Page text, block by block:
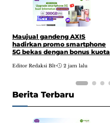
Berita
Maujual gandeng AXIS
hadirkan promo smartphone
5G bekas dengan bonus kuota
Editor Redaksi Blt• 2 jam lalu
Berita Terbaru